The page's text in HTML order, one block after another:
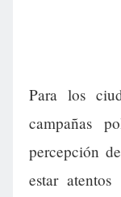
Para los
campañas
percepción
estar